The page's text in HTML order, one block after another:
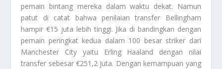
pemain bintang mereka dalam waktu dekat. Namun
patut di catat bahwa penilaian transfer Bellingham
hampir €15 juta lebih tinggi. Jika di bandingkan dengan
pemain peringkat kedua dalam 100 besar striker dari
Manchester City yaitu Erling Haaland dengan nilai
transfer sebesar €251,2 juta. Dengan kemampuan yang